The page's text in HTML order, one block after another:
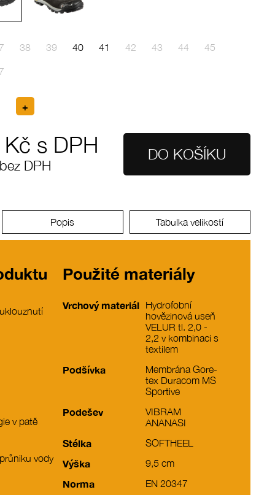
38 39 40 41 42 43 44 45
s DPH
DPH
Popis Tabulka velikostí
v patě
vody
Použité materiály
Vrchový materiál
Hydrofobní
hovězinová useň
VELUR tl. 2,0 -
2,2 v kombinaci s
textilem
Podšívka
Membrána Gore-
tex Duracom MS
Sportive
Podešev
VIBRAM
ANANASI
Stélka SOFTHEEL
Výška 9,5 cm
Norma EN 20347